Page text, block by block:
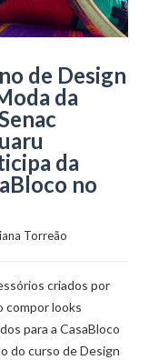
de Design
da
da
no
Torreão
criados por
compor looks
para a CasaBloco
do curso de Design